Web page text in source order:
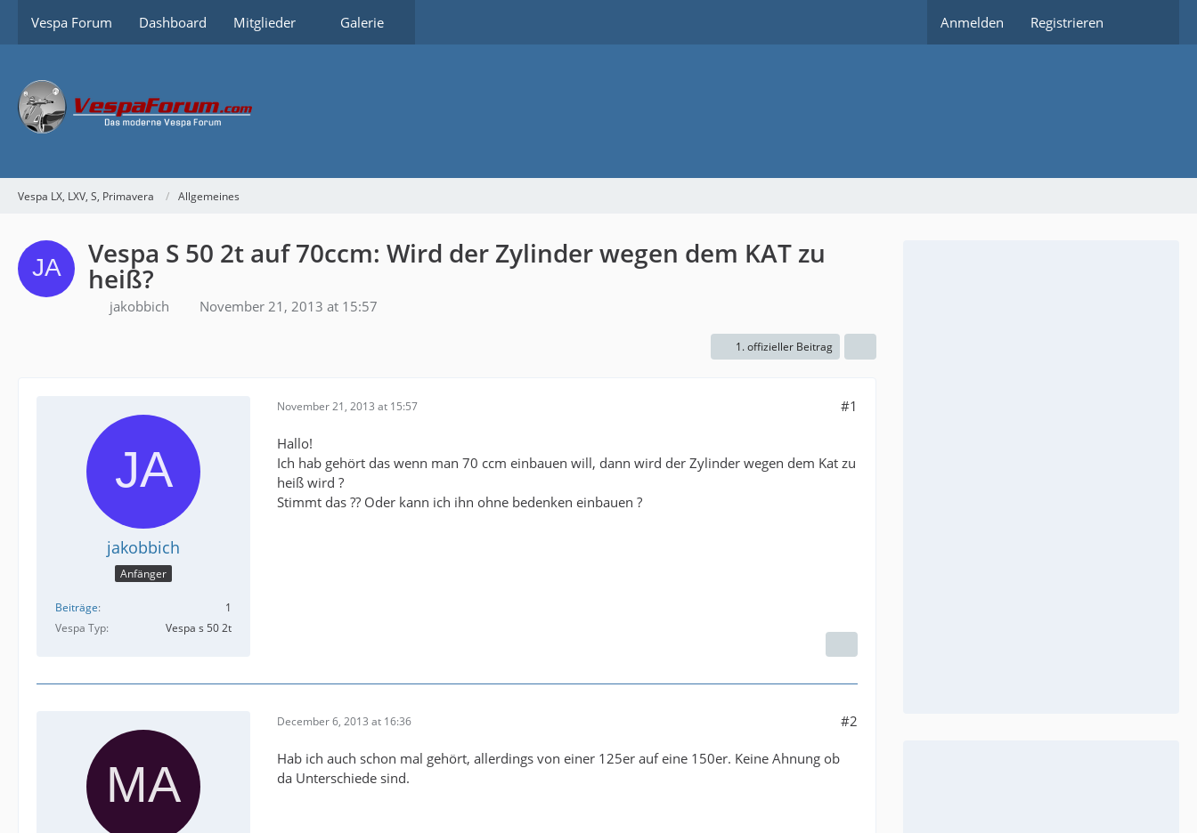
Vespa Forum Dashboard Mitglieder Galerie Anmelden Registrieren
Vespa LX, LXV, S, Primavera Allgemeines
Vespa S 50 2t auf 70ccm: Wird der Zylinder wegen dem KAT zu
heiß?
jakobbich November 21, 2013 at 15:57
1. offizieller Beitrag
jakobbich
Anfänger
Beiträge
1
Vespa Typ
Vespa s 50 2t
November 21, 2013 at 15:57 #1
Hallo!
Ich hab gehört das wenn man 70 ccm einbauen will, dann wird der Zylinder wegen dem Kat zu
heiß wird ?
Stimmt das ?? Oder kann ich ihn ohne bedenken einbauen ?
December 6, 2013 at 16:36 #2
Hab ich auch schon mal gehört, allerdings von einer 125er auf eine 150er. Keine Ahnung ob
da Unterschiede sind.